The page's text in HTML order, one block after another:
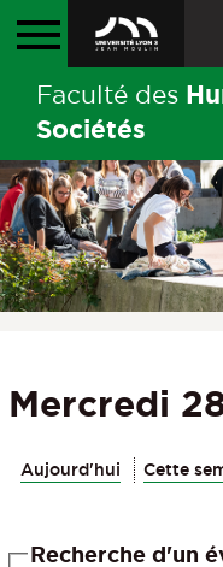
Faculté des
Sociétés
Mercredi
Aujourd'hui Cette
Recherche d'un